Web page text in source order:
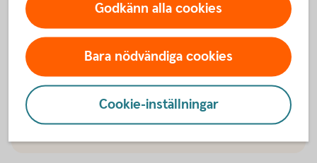
Vi är stolta över att kunna stötta och samarbeta med
många av bygdens föreningar ekonomiskt genom
sponsring. På så sätt vill vi vara med och skapa en
aktiv bygd, där det finns möjligheter till olika
meningsfulla och sociala aktiviteter.
Ansök omsponsring
Godkänn alla cookies
Bara nödvändiga cookies
Cookie-inställningar